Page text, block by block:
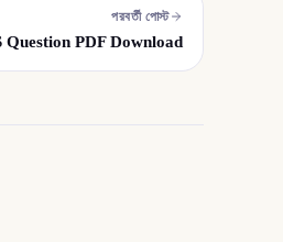
পরবর্তী পোস্ট
Question PDF Download